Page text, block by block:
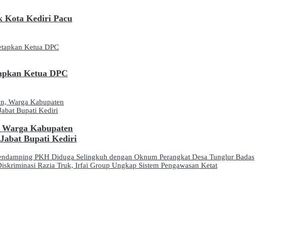
Kota Kediri Pacu
Ketua DPC
Warga Kabupaten
Bupati Kediri
PKH Diduga Selingkuh dengan Oknum Perangkat Desa Tunglur Badas
Razia Truk, Irfai Group Ungkap Sistem Pengawasan Ketat